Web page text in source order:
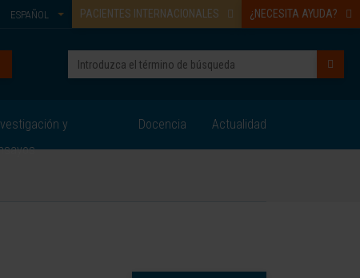
PACIENTES INTERNACIONALES ¿NECESITA AYUDA?
ESPAÑOL
y
Docencia Actualidad